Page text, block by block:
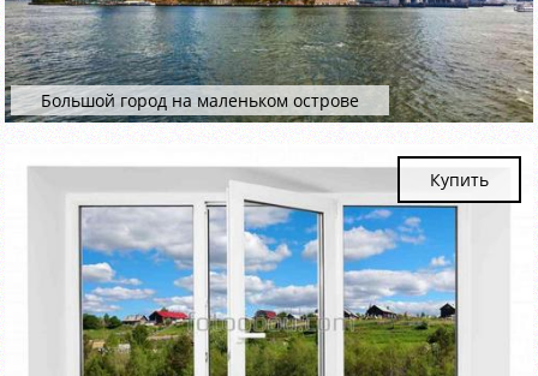
Большой город на маленьком острове
Купить